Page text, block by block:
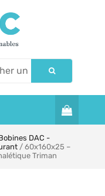
DAC -
/ 60x160x25 –
Triman